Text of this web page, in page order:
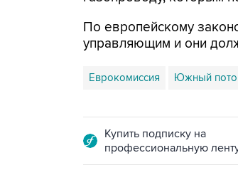
По европейскому
управляющим и они
Еврокомиссия Южный
Купить подписку на
профессиональную